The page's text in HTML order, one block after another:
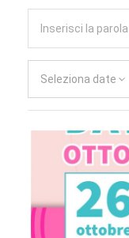
Seleziona date